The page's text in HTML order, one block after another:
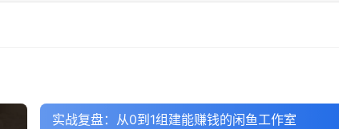
实战复盘：从0到1组建能赚钱的闲鱼工作室